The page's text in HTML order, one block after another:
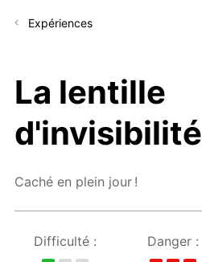
Expériences
La lentille
d'invisibilité
Caché en plein jour !
Difficulté : Danger :